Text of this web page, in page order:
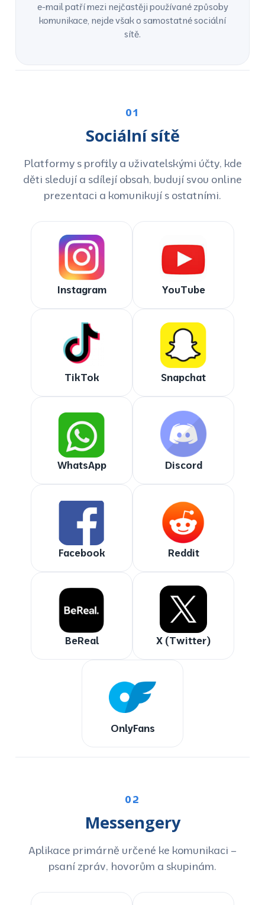
e-mail patří mezi nejčastěji používané způsoby
komunikace, nejde však o samostatné sociální
sítě.
01
Sociální sítě
Platformy s profily a uživatelskými účty, kde
děti sledují a sdílejí obsah, budují svou online
prezentaci a komunikují s ostatními.
Instagram YouTube
TikTok Snapchat
WhatsApp Discord
Facebook Reddit
BeReal X (Twitter)
OnlyFans
02
Messengery
Aplikace primárně určené ke komunikaci –
psaní zpráv, hovorům a skupinám.